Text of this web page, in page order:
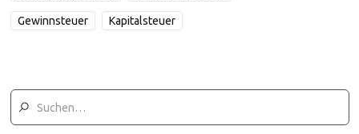
Gewinnsteuer Kapitalsteuer